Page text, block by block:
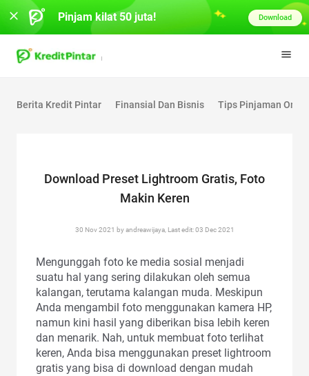
Berita Kredit Pintar Finansial Dan Bisnis Tips Pinjaman
Download Preset Lightroom Gratis, Foto
Makin Keren
30 Nov 2021 by andreawijaya, Last edit: 03 Dec 2021
Mengunggah foto ke media sosial menjadi
suatu hal yang sering dilakukan oleh semua
kalangan, terutama kalangan muda. Meskipun
Anda mengambil foto menggunakan kamera HP,
namun kini hasil yang diberikan bisa lebih keren
dan menarik. Nah, untuk membuat foto terlihat
keren, Anda bisa menggunakan preset lightroom
gratis yang bisa di download dengan mudah
Pinjam kilat 50 juta! Download